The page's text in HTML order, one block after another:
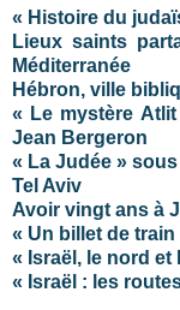
« Histoire du
Lieux saints
Méditerranée
Hébron, ville
« Le mystère
Jean Bergeron
« La Judée »
Tel Aviv
Avoir vingt ans à
« Un billet de
« Israël, le nord et
« Israël : les